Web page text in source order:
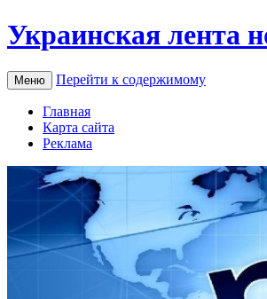
Украинская лента
Меню Перейти к содержимому
Главная
Карта сайта
Реклама